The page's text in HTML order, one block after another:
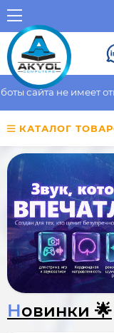
не имеет
КАТАЛОГ
Новинки 🌟